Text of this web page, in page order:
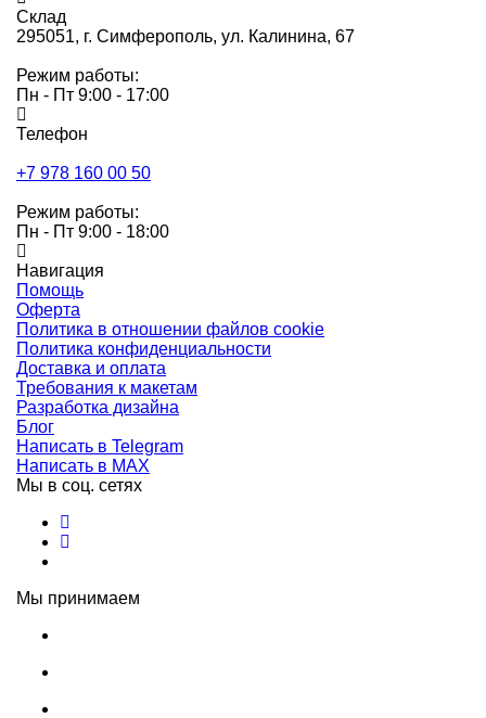
Склад
295051, г. Симферополь, ул. Калинина, 67
Режим работы:
Пн - Пт 9:00 - 17:00
Телефон
+7 978 160 00 50
Режим работы:
Пн - Пт 9:00 - 18:00
Навигация
Помощь
Оферта
Политика в отношении файлов cookie
Политика конфиденциальности
Доставка и оплата
Требования к макетам
Разработка дизайна
Блог
Написать в Telegram
Написать в MAX
Мы в соц. сетях
Мы принимаем